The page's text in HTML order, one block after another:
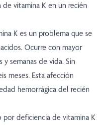
vitamina K en un recién
K es un problema que se
Ocurre con mayor
semanas de vida. Sin
meses. Esta afección
hemorrágica del recién
por deficiencia de vitamina K